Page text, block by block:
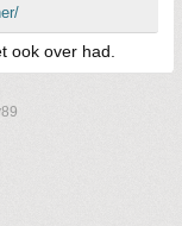
ook over had.